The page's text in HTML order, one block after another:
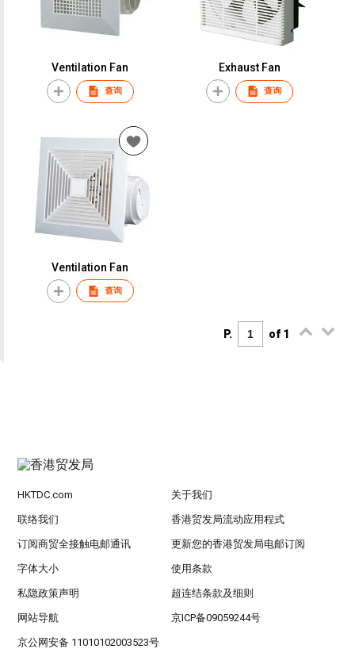
Ventilation Fan
查询
Exhaust Fan
查询
Ventilation Fan
查询
P. of 1
HKTDC.com 关于我们
联络我们 香港贸发局流动应用程式
订阅商贸全接触电邮通讯 更新您的香港贸发局电邮订阅
字体大小 使用条款
私隐政策声明 超连结条款及细则
网站导航 京ICP备09059244号
京公网安备 11010102003523号